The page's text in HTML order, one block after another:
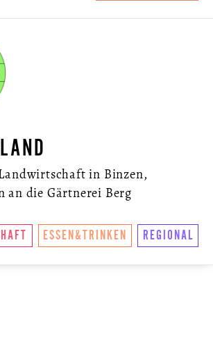
in Binzen,
an die Gärtnerei Berg
ESSEN&TRINKEN REGIONAL